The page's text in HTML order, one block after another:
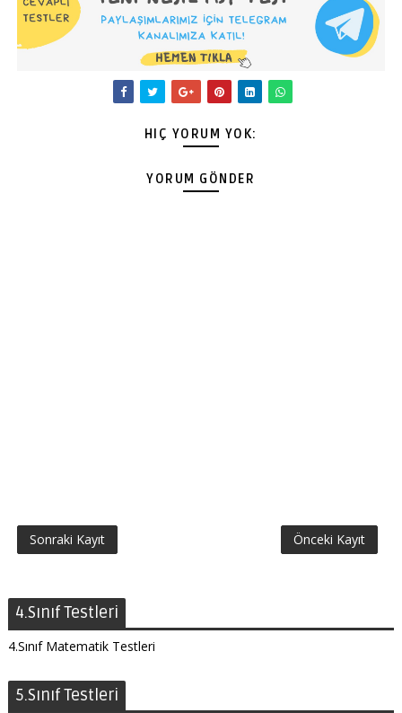
HIÇ YORUM YOK:
YORUM GÖNDER
Sonraki Kayıt Önceki Kayıt
4.Sınıf Testleri
4.Sınıf Matematik Testleri
5.Sınıf Testleri